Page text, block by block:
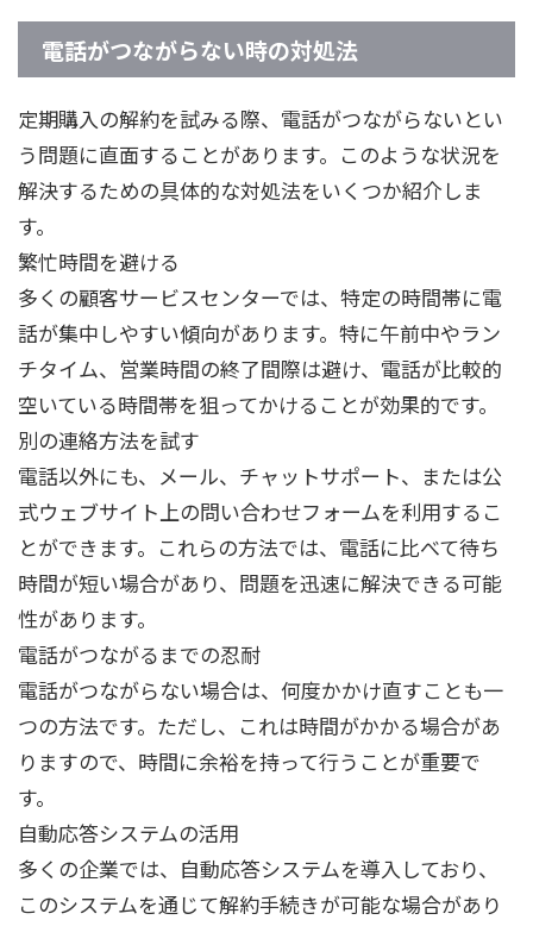
電話がつながらない時の対処法
定期購入の解約を試みる際、電話がつながらないとい
う問題に直面することがあります。このような状況を
解決するための具体的な対処法をいくつか紹介しま
す。
繁忙時間を避ける
多くの顧客サービスセンターでは、特定の時間帯に電
話が集中しやすい傾向があります。特に午前中やラン
チタイム、営業時間の終了間際は避け、電話が比較的
空いている時間帯を狙ってかけることが効果的です。
別の連絡方法を試す
電話以外にも、メール、チャットサポート、または公
式ウェブサイト上の問い合わせフォームを利用するこ
とができます。これらの方法では、電話に比べて待ち
時間が短い場合があり、問題を迅速に解決できる可能
性があります。
電話がつながるまでの忍耐
電話がつながらない場合は、何度かかけ直すことも一
つの方法です。ただし、これは時間がかかる場合があ
りますので、時間に余裕を持って行うことが重要で
す。
自動応答システムの活用
多くの企業では、自動応答システムを導入しており、
このシステムを通じて解約手続きが可能な場合があり